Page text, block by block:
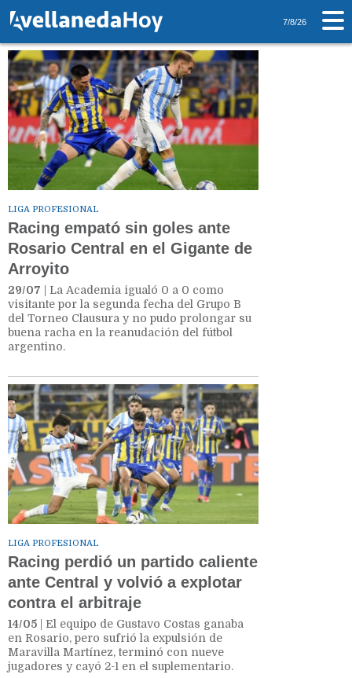
7/8/26
Tag: Central
LIGA PROFESIONAL
Racing empató sin goles ante
Rosario Central en el Gigante de
Arroyito
29/07 | La Academia igualó 0 a 0 como
visitante por la segunda fecha del Grupo B
del Torneo Clausura y no pudo prolongar su
buena racha en la reanudación del fútbol
argentino.
LIGA PROFESIONAL
Racing perdió un partido caliente
ante Central y volvió a explotar
contra el arbitraje
14/05 | El equipo de Gustavo Costas ganaba
en Rosario, pero sufrió la expulsión de
Maravilla Martínez, terminó con nueve
jugadores y cayó 2-1 en el suplementario.